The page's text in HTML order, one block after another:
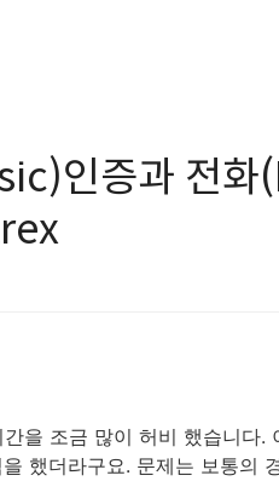
인증과 전
을 조금 많이 허비 했습니다.
했더라구요. 문제는 보통의